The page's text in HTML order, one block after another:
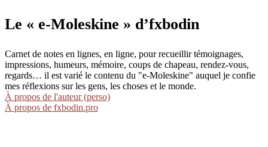
Le « e-Moleskine » d’fxbodin
Carnet de notes en lignes, en ligne, pour recueillir témoignages,
impressions, humeurs, mémoire, coups de chapeau, rendez-vous,
regards… il est varié le contenu du "e-Moleskine" auquel je confie
mes réflexions sur les gens, les choses et le monde.
À propos de l'auteur (perso)
À propos de fxbodin.pro